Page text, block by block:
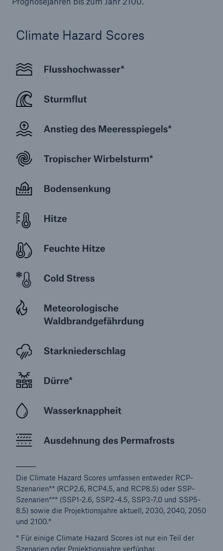
Climate Hazard Scores
Die Climate Hazard Scores umfassen entweder RCP-
Szenarien** (RCP2.6, RCP4.5, and RCP8.5) oder SSP-
Szenarien*** (SSP1-2.6, SSP2-4.5, SSP3-7.0 und SSP5-
8.5) sowie die Projektionsjahre aktuell, 2030, 2040, 2050
und 2100.*
* Für einige Climate Hazard Scores ist nur ein Teil der
Szenarien oder Projektionsjahre verfügbar.